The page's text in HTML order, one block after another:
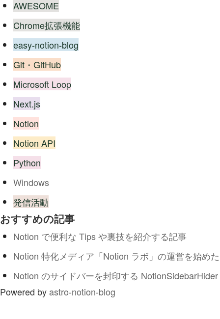
AWESOME
Chrome拡張機能
easy-notion-blog
Git・GitHub
Microsoft Loop
Next.js
Notion
Notion API
Python
Windows
発信活動
おすすめの記事
Notion で便利な Tips や裏技を紹介する記事
Notion 特化メディア「Notion ラボ」の運営を始めた
Notion のサイドバーを封印する NotionSidebarHider
Powered byastro-notion-blog